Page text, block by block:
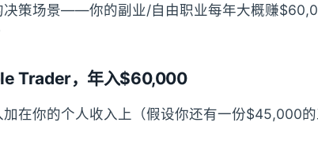
决策场景——你的副业/自由职业每年大概赚
Trader，年入$60,000
在你的个人收入上（假设你还有一份$45,000的